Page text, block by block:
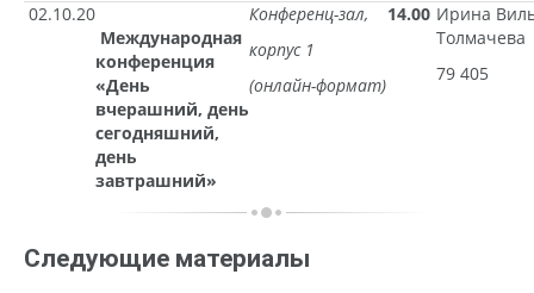
02.10.20
Международная
конференция
«День
вчерашний, день
сегодняшний,
день
завтрашний»
Конференц-зал,
корпус 1
(онлайн-формат)
14.00 Ирина
Толмачева
79 405
Следующие материалы